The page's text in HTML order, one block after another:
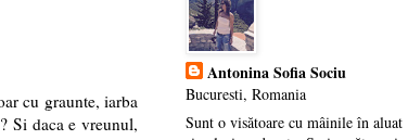
cu graunte, iarba
Si daca e vreunul,
Antonina Sofia Sociu
Bucuresti, Romania
Sunt o visătoare cu mâinile în aluat